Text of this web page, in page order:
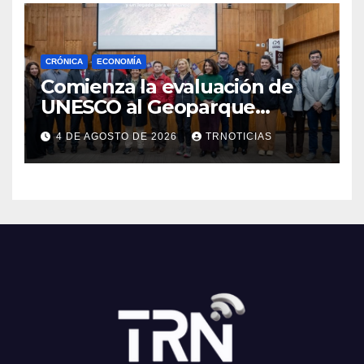
CRÓNICA ECONOMÍA
Comienza la evaluación de
UNESCO al Geoparque
Aspirante Pillanmapu en el
Maule
4 DE AGOSTO DE 2026 TRNOTICIAS